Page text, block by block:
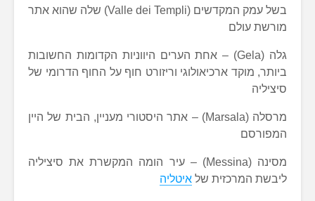
בשל עמק המקדשים (Valle dei Templi) שלה שהוא אתר
מורשת עולם
גלה (Gela) – אחת הערים היווניות הקדומות החשובות
ביותר, מוקד ארכיאולוגי וריזורט חוף על החוף הדרומי של
סיציליה
מרסלה (Marsala) – אתר היסטורי מעניין, הבית של היין
המפורסם
מסינה (Messina) – עיר הומה המקשרת את סיציליה
ליבשת המרכזית של איטליה